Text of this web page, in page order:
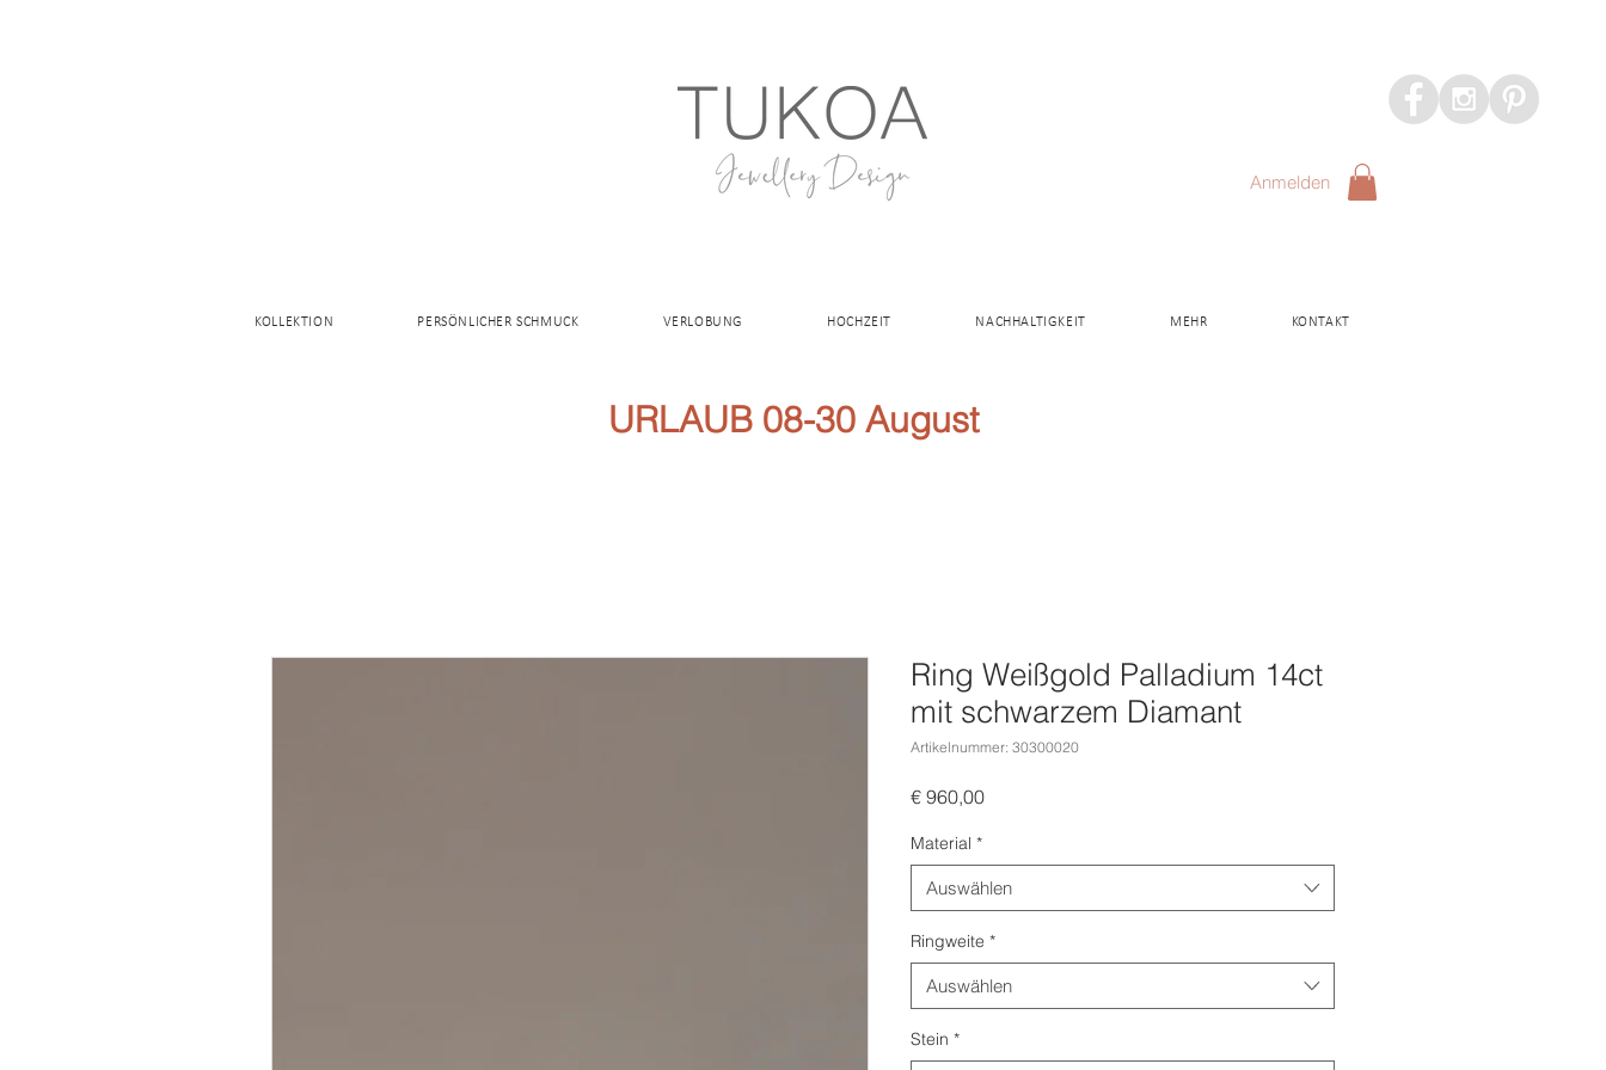
Anmelden
KOLLEKTION PERSÖNLICHER SCHMUCK VERLOBUNG HOCHZEIT NACHHALTIGKEIT MEHR KONTAKT
URLAUB 08-30 August
Ring Weißgold Palladium 14ct
mit schwarzem Diamant
Artikelnummer: 30300020
€ 960,00Preis
Material *
Auswählen
Ringweite *
Auswählen
Stein *